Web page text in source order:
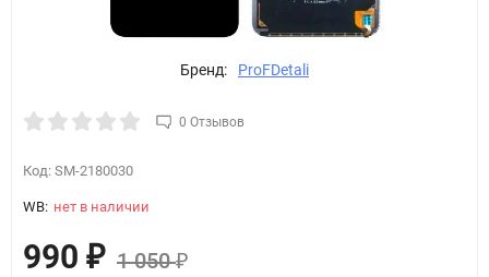
Бренд: ProFDetali
0 Отзывов
Код: SM-2180030
WB: нет в наличии
990 ₽ 1 050₽